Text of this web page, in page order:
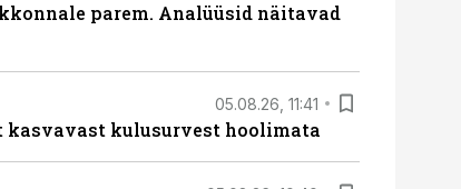
parem. Analüüsid näitavad
05.08.26, 11:41
kasvavast kulusurvest hoolimata